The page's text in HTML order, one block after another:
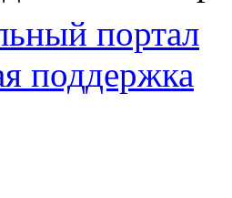
портал
поддержка